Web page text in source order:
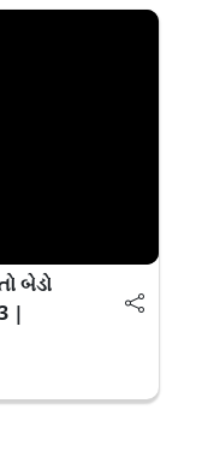
બેડો
|